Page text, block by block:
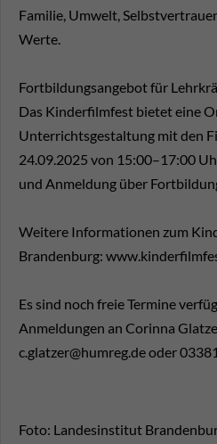
Familie, Umwelt,
Werte.
Fortbildungsangebot für
Das Kinderfilmfest bietet eine
Unterrichtsgestaltung mit den
24.09.2025 von 15:00–17:00
und Anmeldung über
Weitere Informationen zum
Brandenburg:
Es sind noch freie Termine
Anmeldungen an Corinna
c.glatzer@humreg.de oder
Foto: Landesinstitut